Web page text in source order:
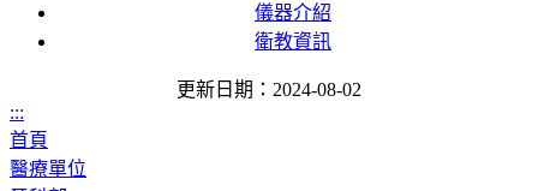
儀器介紹
衛教資訊
更新日期：2024-08-02
:::
首頁
醫療單位